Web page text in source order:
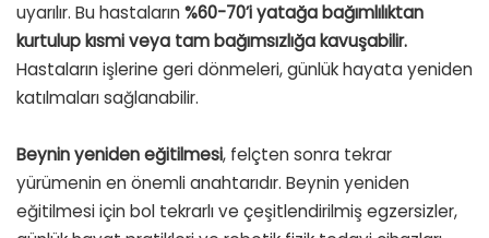
uyarılır. Bu hastaların %60-70’i yatağa bağımlılıktan
kurtulup kısmi veya tam bağımsızlığa kavuşabilir.
Hastaların işlerine geri dönmeleri, günlük hayata yeniden
katılmaları sağlanabilir.
Beynin yeniden eğitilmesi, felçten sonra tekrar
yürümenin en önemli anahtarıdır. Beynin yeniden
eğitilmesi için bol tekrarlı ve çeşitlendirilmiş egzersizler,